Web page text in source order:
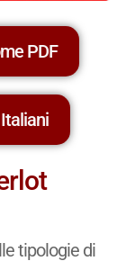
PDF
tipologie di